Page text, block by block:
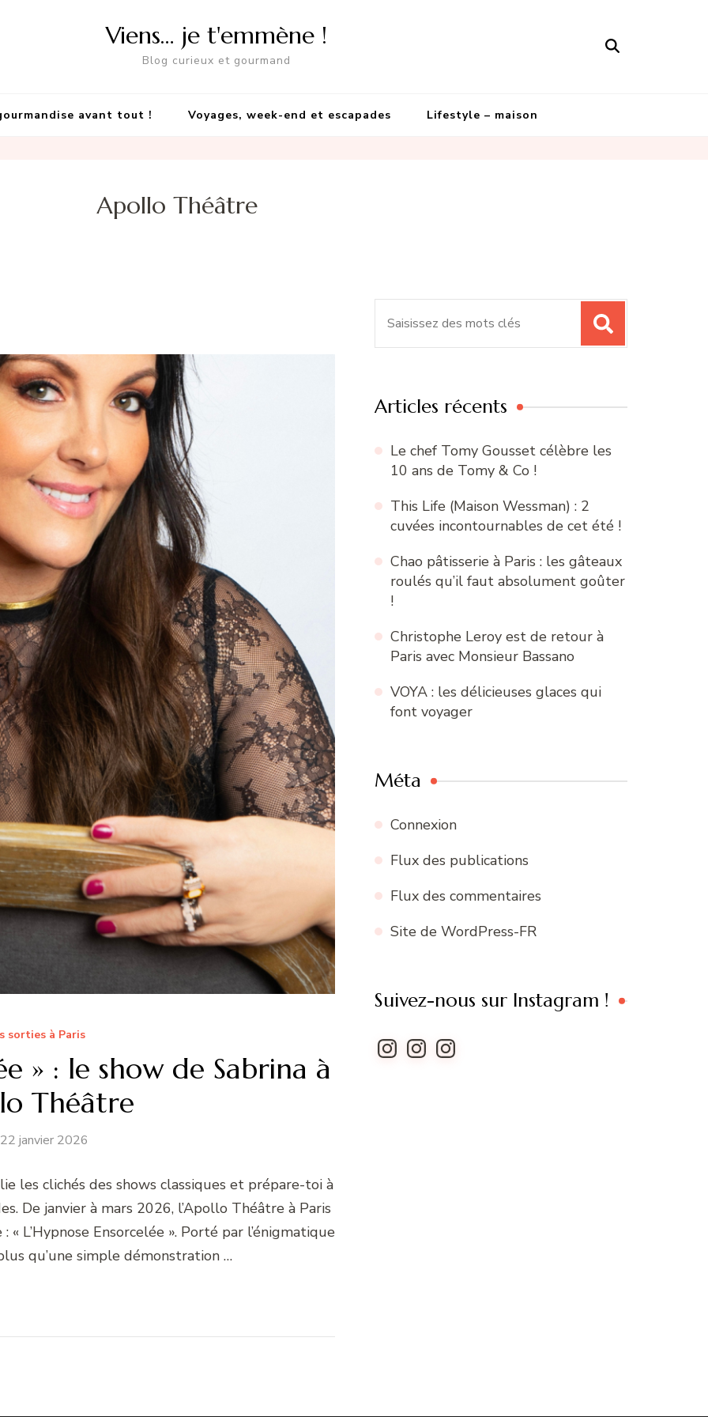
Viens… je t'emmène !
Blog curieux et gourmand
avant tout ! Voyages, week-end et escapades Lifestyle – maison
Apollo Théâtre
sorties à Paris
» : le show de Sabrina à
Théâtre
22 janvier 2026
les clichés des shows classiques et prépare-toi à
De janvier à mars 2026, l’Apollo Théâtre à Paris
L’Hypnose Ensorcelée ». Porté par l’énigmatique
qu’une simple démonstration …
Articles récents
Le chef Tomy Gousset célèbre les
10 ans de Tomy & Co !
This Life (Maison Wessman) : 2
cuvées incontournables de cet été !
Chao pâtisserie à Paris : les gâteaux
roulés qu’il faut absolument goûter
!
Christophe Leroy est de retour à
Paris avec Monsieur Bassano
VOYA : les délicieuses glaces qui
font voyager
Méta
Connexion
Flux des publications
Flux des commentaires
Site de WordPress-FR
Suivez-nous sur Instagram !
Instagram
InstagramInstagram